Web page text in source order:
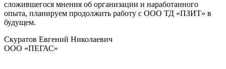
сложившегося мнения об организации и наработанного
опыта, планируем продолжить работу с ООО ТД «ПЗИТ» в
будущем.
Скуратов Евгений Николаевич
ООО «ПЕГАС»